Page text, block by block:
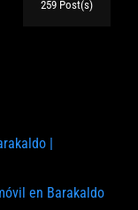
259 Post(s)
|
en Barakaldo